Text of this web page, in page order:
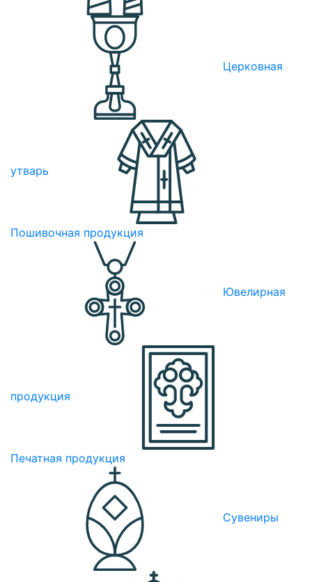
Церковная
утварь
Пошивочная продукция
Ювелирная
продукция
Печатная продукция
Сувениры